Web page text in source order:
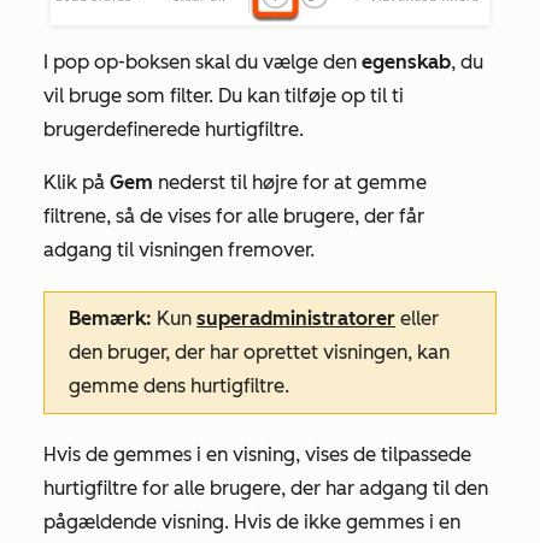
I pop op-boksen skal du vælge den egenskab, du
vil bruge som filter. Du kan tilføje op til ti
brugerdefinerede hurtigfiltre.
Klik på Gem nederst til højre for at gemme
filtrene, så de vises for alle brugere, der får
adgang til visningen fremover.
Bemærk: Kun superadministratorer eller
den bruger, der har oprettet visningen, kan
gemme dens hurtigfiltre.
Hvis de gemmes i en visning, vises de tilpassede
hurtigfiltre for alle brugere, der har adgang til den
pågældende visning. Hvis de ikke gemmes i en